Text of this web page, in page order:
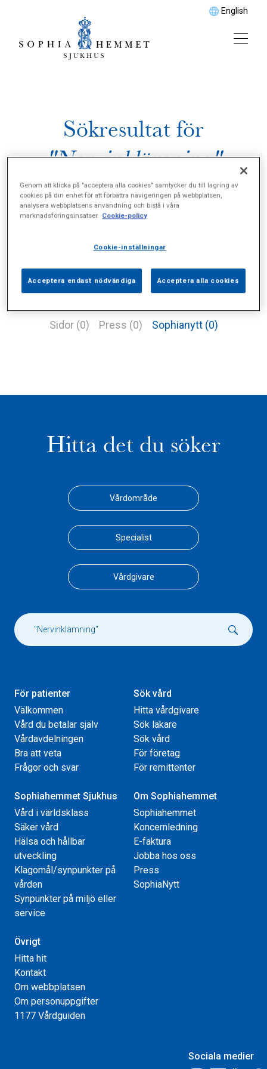
English
Sökresultat för
"Nervinklämning"
Sidor (0) Press (0) Sophianytt (0)
Hitta det du söker
Vårdområde
Specialist
Vårdgivare
För patienter
Välkommen
Vård du betalar själv
Vårdavdelningen
Bra att veta
Frågor och svar
Sök vård
Hitta vårdgivare
Sök läkare
Sök vård
För företag
För remittenter
Sophiahemmet Sjukhus
Vård i världsklass
Säker vård
Hälsa och hållbar
utveckling
Klagomål/synpunkter på
vården
Synpunkter på miljö eller
service
Om Sophiahemmet
Sophiahemmet
Koncernledning
E-faktura
Jobba hos oss
Press
SophiaNytt
Övrigt
Hitta hit
Kontakt
Om webbplatsen
Om personuppgifter
1177 Vårdguiden
Sociala medier
Genom att klicka på "acceptera alla cookies" samtycker du till lagring av
cookies på din enhet för att förbättra navigeringen på webbplatsen,
analysera webbplatsens användning och bistå i våra
marknadsföringsinsatser. Cookie-policy
Cookie-inställningar
Acceptera endast nödvändiga Acceptera alla cookies